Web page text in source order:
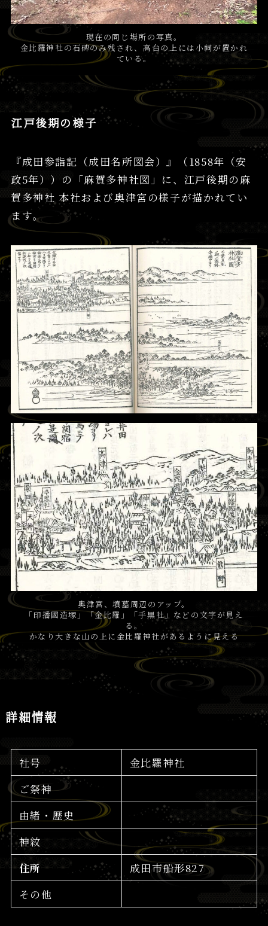
現在の同じ場所の写真。
金比羅神社の石碑のみ残され、高台の上には小祠が置かれ
ている。
江戸後期の様子
『成田参詣記（成田名所図会）』（1858年（安
政5年））の「麻賀多神社図」に、江戸後期の麻
賀多神社 本社および奥津宮の様子が描かれてい
ます。
奥津宮、墳墓周辺のアップ。
「印播國造塚」「金比羅」「手黒社」などの文字が見え
る。
かなり大きな山の上に金比羅神社があるように見える
詳細情報
社号
金比羅神社
ご祭神
由緒・歴史
神紋
住所
成田市船形827
その他